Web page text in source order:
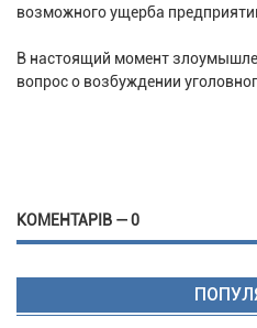
возможного ущерба
В настоящий момент
вопрос о возбуждении
КОМЕНТАРІВ — 0